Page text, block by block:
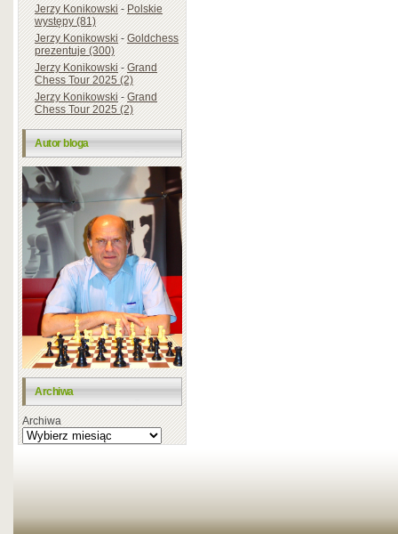
Jerzy Konikowski-Polskie
występy (81)
Jerzy Konikowski-Goldchess
prezentuje (300)
Jerzy Konikowski-Grand
Chess Tour 2025 (2)
Jerzy Konikowski-Grand
Chess Tour 2025 (2)
Autor bloga
Archiwa
Archiwa